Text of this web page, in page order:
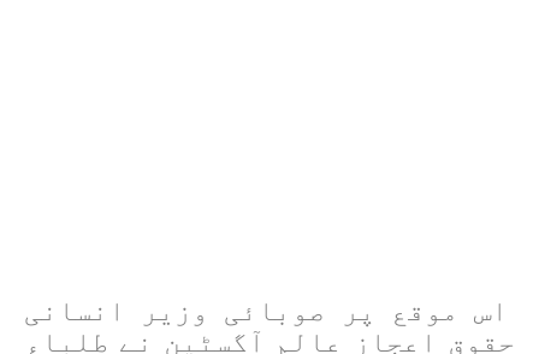
اس موقع پر صوبائی وزیر انسانی
حقوق اعجاز عالم آگسٹین نے طلباء